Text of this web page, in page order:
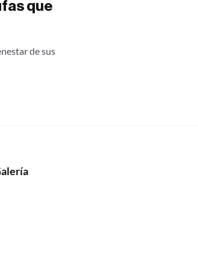
que
de sus